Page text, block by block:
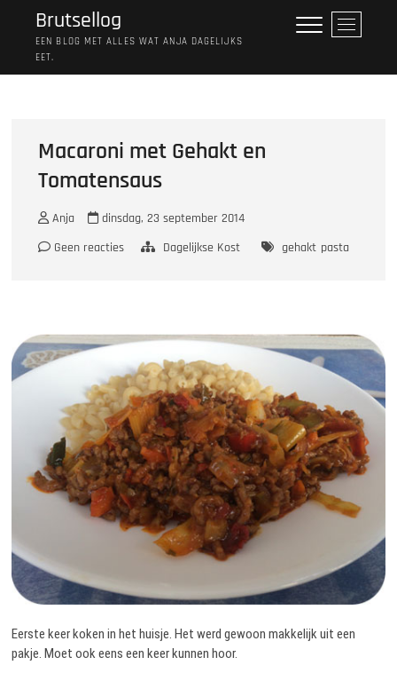
Brutsellog
EEN BLOG MET ALLES WAT ANJA DAGELIJKS
EET.
M
e
Macaroni met Gehakt en
Tomatensaus
Anja
dinsdag, 23 september 2014
Geen reacties
Dagelijkse Kost gehakt pasta
Eerste keer koken in het huisje. Het werd gewoon makkelijk uit een
pakje. Moet ook eens een keer kunnen hoor.